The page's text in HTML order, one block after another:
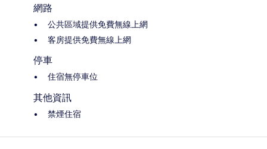
網路
公共區域提供免費無線上網
客房提供免費無線上網
停車
住宿無停車位
其他資訊
禁煙住宿